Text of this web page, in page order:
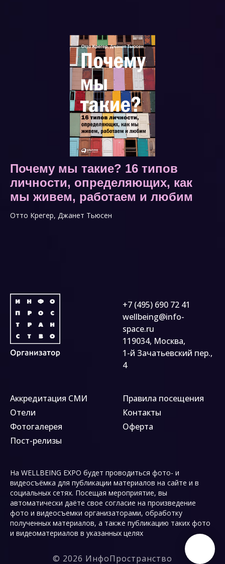
Почему мы такие? 16 типов
личности, определяющих, как
мы живем, работаем и любим
Отто Крегер, Джанет Тьюсен
+7 (495) 690 72 41
wellbeing@info-
space.ru
119034, Москва,
1-й Зачатьевский пер.,
4
Аккредитация СМИ
Отели
Фотогалерея
Пост-релизы
Правила посещения
Контакты
Оферта
На WELLBEING EXPO будет проводиться фото- и
видеосъёмка для публикации материалов на сайте и в
социальных сетях. Посещая мероприятие, вы
автоматически даёте свое согласие на произведение
фото и видеосъемки организаторами, обработку
полученных материалов, а также публикацию таких фото
и видеоматериалов в указанных целях
© 2026 ИнфоПространство